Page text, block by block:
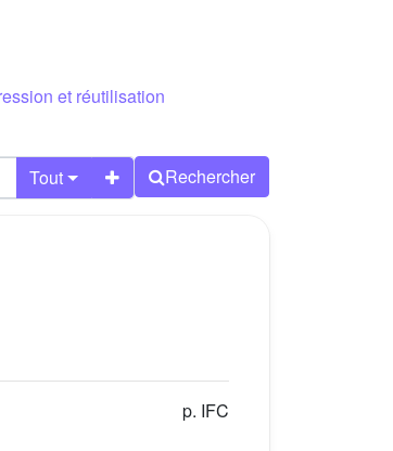
et réutilisation
Tout Rechercher
p. IFC